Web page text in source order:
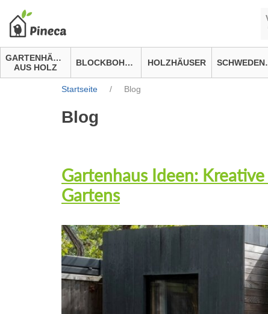
GARTENHÄUSER
AUS HOLZ
BLOCKBOHLENHÄUSER HOLZHÄUSER
Startseite / Blog
Blog
Gartenhaus Ideen:
Gartens